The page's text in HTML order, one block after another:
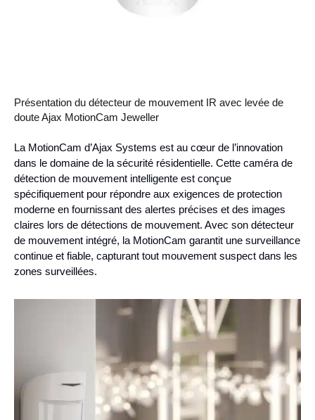
Présentation du détecteur de mouvement IR avec levée de
doute Ajax MotionCam Jeweller
La MotionCam d’Ajax Systems est au cœur de l’innovation
dans le domaine de la sécurité résidentielle. Cette caméra de
détection de mouvement intelligente est conçue
spécifiquement pour répondre aux exigences de protection
moderne en fournissant des alertes précises et des images
claires lors de détections de mouvement. Avec son détecteur
de mouvement intégré, la MotionCam garantit une surveillance
continue et fiable, capturant tout mouvement suspect dans les
zones surveillées.